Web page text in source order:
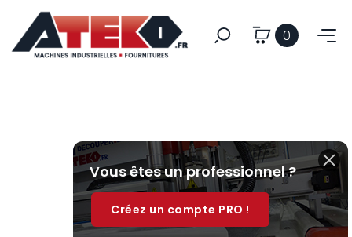
0
Vous êtes un professionnel ?
Créez un compte PRO !